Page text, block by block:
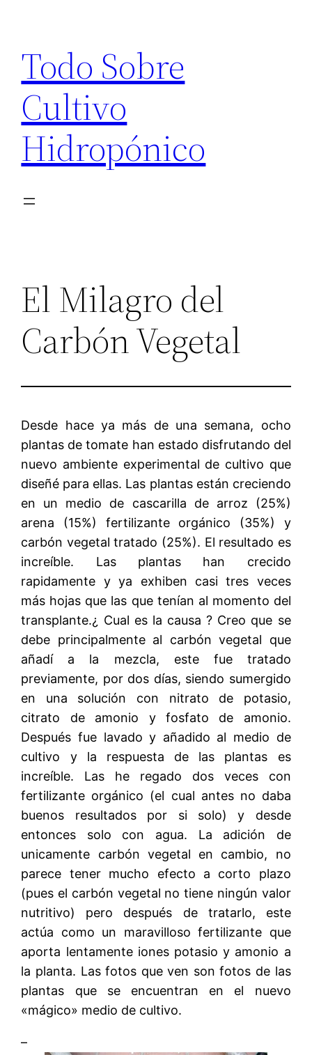
contenido
Todo Sobre
Cultivo
Hidropónico
El Milagro del
Carbón Vegetal
Desde hace ya más de una semana, ocho
plantas de tomate han estado disfrutando del
nuevo ambiente experimental de cultivo que
diseñé para ellas. Las plantas están creciendo
en un medio de cascarilla de arroz (25%)
arena (15%) fertilizante orgánico (35%) y
carbón vegetal tratado (25%). El resultado es
increíble. Las plantas han crecido
rapidamente y ya exhiben casi tres veces
más hojas que las que tenían al momento del
transplante.¿ Cual es la causa ? Creo que se
debe principalmente al carbón vegetal que
añadí a la mezcla, este fue tratado
previamente, por dos días, siendo sumergido
en una solución con nitrato de potasio,
citrato de amonio y fosfato de amonio.
Después fue lavado y añadido al medio de
cultivo y la respuesta de las plantas es
increíble. Las he regado dos veces con
fertilizante orgánico (el cual antes no daba
buenos resultados por si solo) y desde
entonces solo con agua. La adición de
unicamente carbón vegetal en cambio, no
parece tener mucho efecto a corto plazo
(pues el carbón vegetal no tiene ningún valor
nutritivo) pero después de tratarlo, este
actúa como un maravilloso fertilizante que
aporta lentamente iones potasio y amonio a
la planta. Las fotos que ven son fotos de las
plantas que se encuentran en el nuevo
«mágico» medio de cultivo.
–